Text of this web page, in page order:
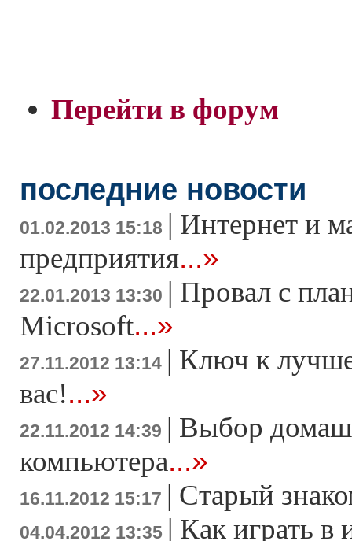
Перейти в форум
последние новости
01.02.2013 15:18 | Интернет и
предприятия...»
22.01.2013 13:30 | Провал с
Microsoft...»
27.11.2012 13:14 | Ключ к
вас!...»
22.11.2012 14:39 | Выбор
компьютера...»
16.11.2012 15:17 | Старый
04.04.2012 13:35 | Как играть в